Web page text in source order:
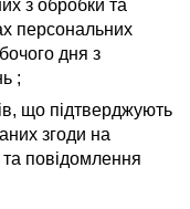
з обробки та
персональних
дня з
;
що підтверджують
згоди на
повідомлення